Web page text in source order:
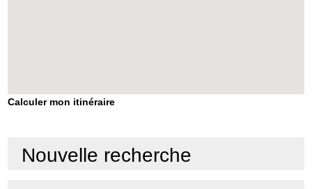
Calculer mon itinéraire
Nouvelle recherche